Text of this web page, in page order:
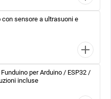
sensore a ultrasuoni e
per Arduino / ESP32 /
incluse